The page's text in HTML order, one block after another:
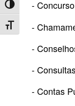
Toggle High Contrast
Toggle Font size
-
-
-
-
- Contas